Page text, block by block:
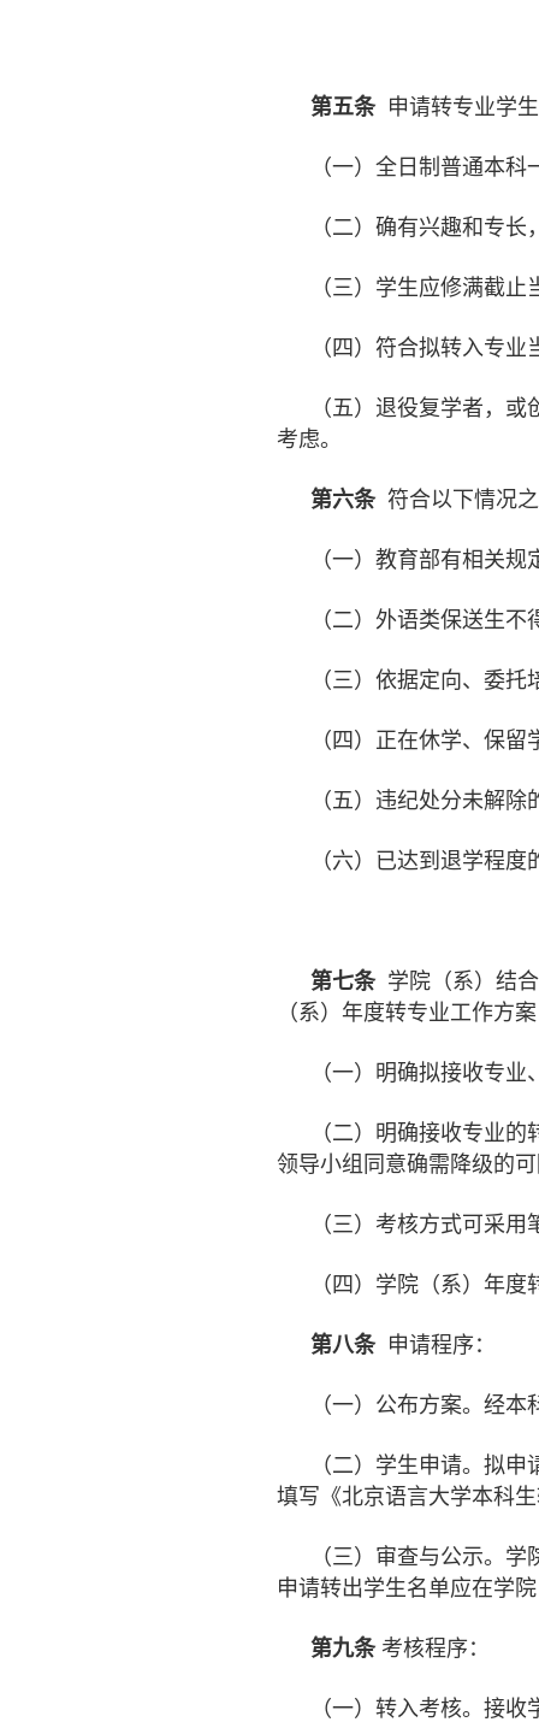
第五条 申请转专业学
（一）全日制普通本
（二）确有兴趣和专
（三）学生应修满截
（四）符合拟转入专
（五）退役复学者，
考虑。
第六条 符合以下情况
（一）教育部有相关
（二）外语类保送生
（三）依据定向、委
（四）正在休学、保留
（五）违纪处分未解除
（六）已达到退学程度
第七条 学院（系）结
（系）年度转专业工作方
（一）明确拟接收专
（二）明确接收专业
领导小组同意确需降级的
（三）考核方式可采
（四）学院（系）年
第八条 申请程序：
（一）公布方案。经
（二）学生申请。拟
填写《北京语言大学本科
（三）审查与公示。
申请转出学生名单应在学
第九条 考核程序：
（一）转入考核。接